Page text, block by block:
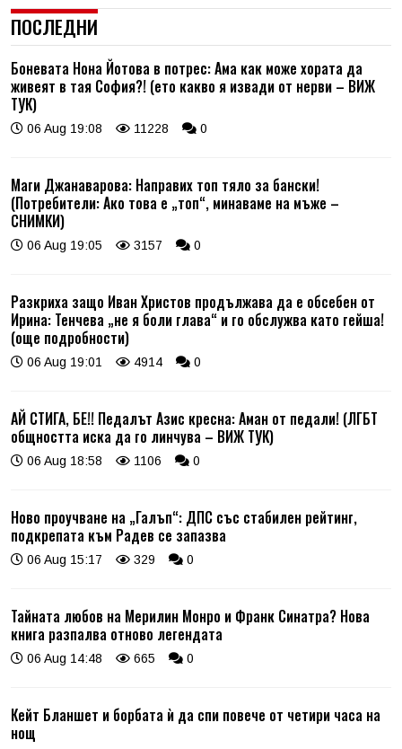
ПОСЛЕДНИ
Боневата Нона Йотова в потрес: Ама как може хората да
живеят в тая София?! (ето какво я извади от нерви – ВИЖ
ТУК)
06 Aug 19:08 11228 0
Маги Джанаварова: Направих топ тяло за бански!
(Потребители: Ако това е „топ“, минаваме на мъже –
СНИМКИ)
06 Aug 19:05 3157 0
Разкриха защо Иван Христов продължава да е обсебен от
Ирина: Тенчева „не я боли глава“ и го обслужва като гейша!
(още подробности)
06 Aug 19:01 4914 0
АЙ СТИГА, БЕ!! Педалът Азис кресна: Аман от педали! (ЛГБТ
общността иска да го линчува – ВИЖ ТУК)
06 Aug 18:58 1106 0
Ново проучване на „Галъп“: ДПС със стабилен рейтинг,
подкрепата към Радев се запазва
06 Aug 15:17 329 0
Тайната любов на Мерилин Монро и Франк Синатра? Нова
книга разпалва отново легендата
06 Aug 14:48 665 0
Кейт Бланшет и борбата ѝ да спи повече от четири часа на
нощ